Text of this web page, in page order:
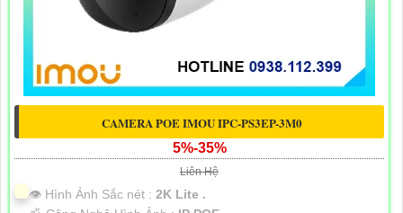
CAMERA POE IMOU IPC-PS3EP-3M0
5%-35%
Liên Hệ
👁 Hình Ảnh Sắc nét : 2K Lite .